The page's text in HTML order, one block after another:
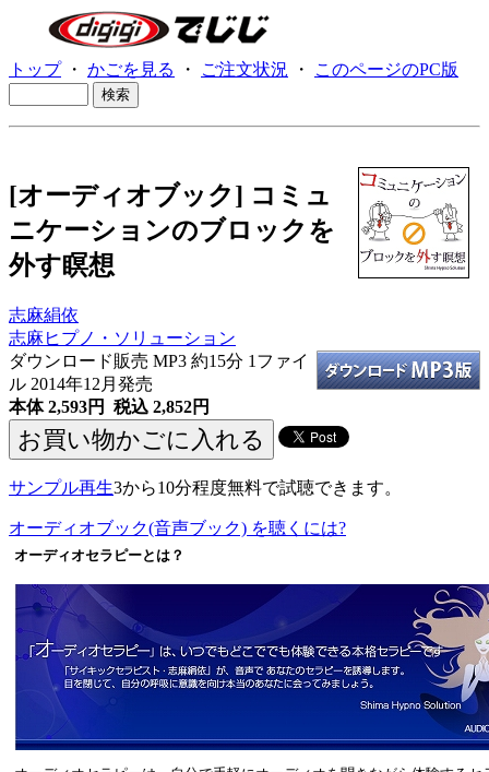
トップ・ かごを見る ・ ご注文状況 ・ このページのPC版
[オーディオブック] コミュ
ニケーションのブロックを
外す瞑想
志麻絹依
志麻ヒプノ・ソリューション
ダウンロード販売 MP3 約15分 1ファイ
ル 2014年12月発売
本体 2,593円 税込 2,852円
サンプル再生3から10分程度無料で試聴できます。
オーディオブック(音声ブック) を聴くには?
オーディオセラピーとは？